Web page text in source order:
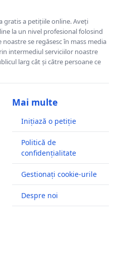
gratis a petițiile online. Aveți
la un nivel profesional folosind
se regăsesc în mass media
intermediul serviciilor noastre
larg cât și către persoane ce
Mai multe
Inițiază o petiție
Politică de
confidențialitate
Gestionați cookie-urile
Despre noi